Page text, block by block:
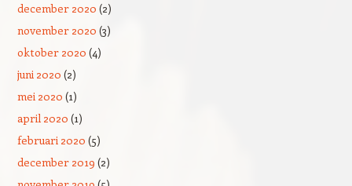
december 2020 (2)
november 2020 (3)
oktober 2020 (4)
juni 2020 (2)
mei 2020 (1)
april 2020 (1)
februari 2020 (5)
december 2019 (2)